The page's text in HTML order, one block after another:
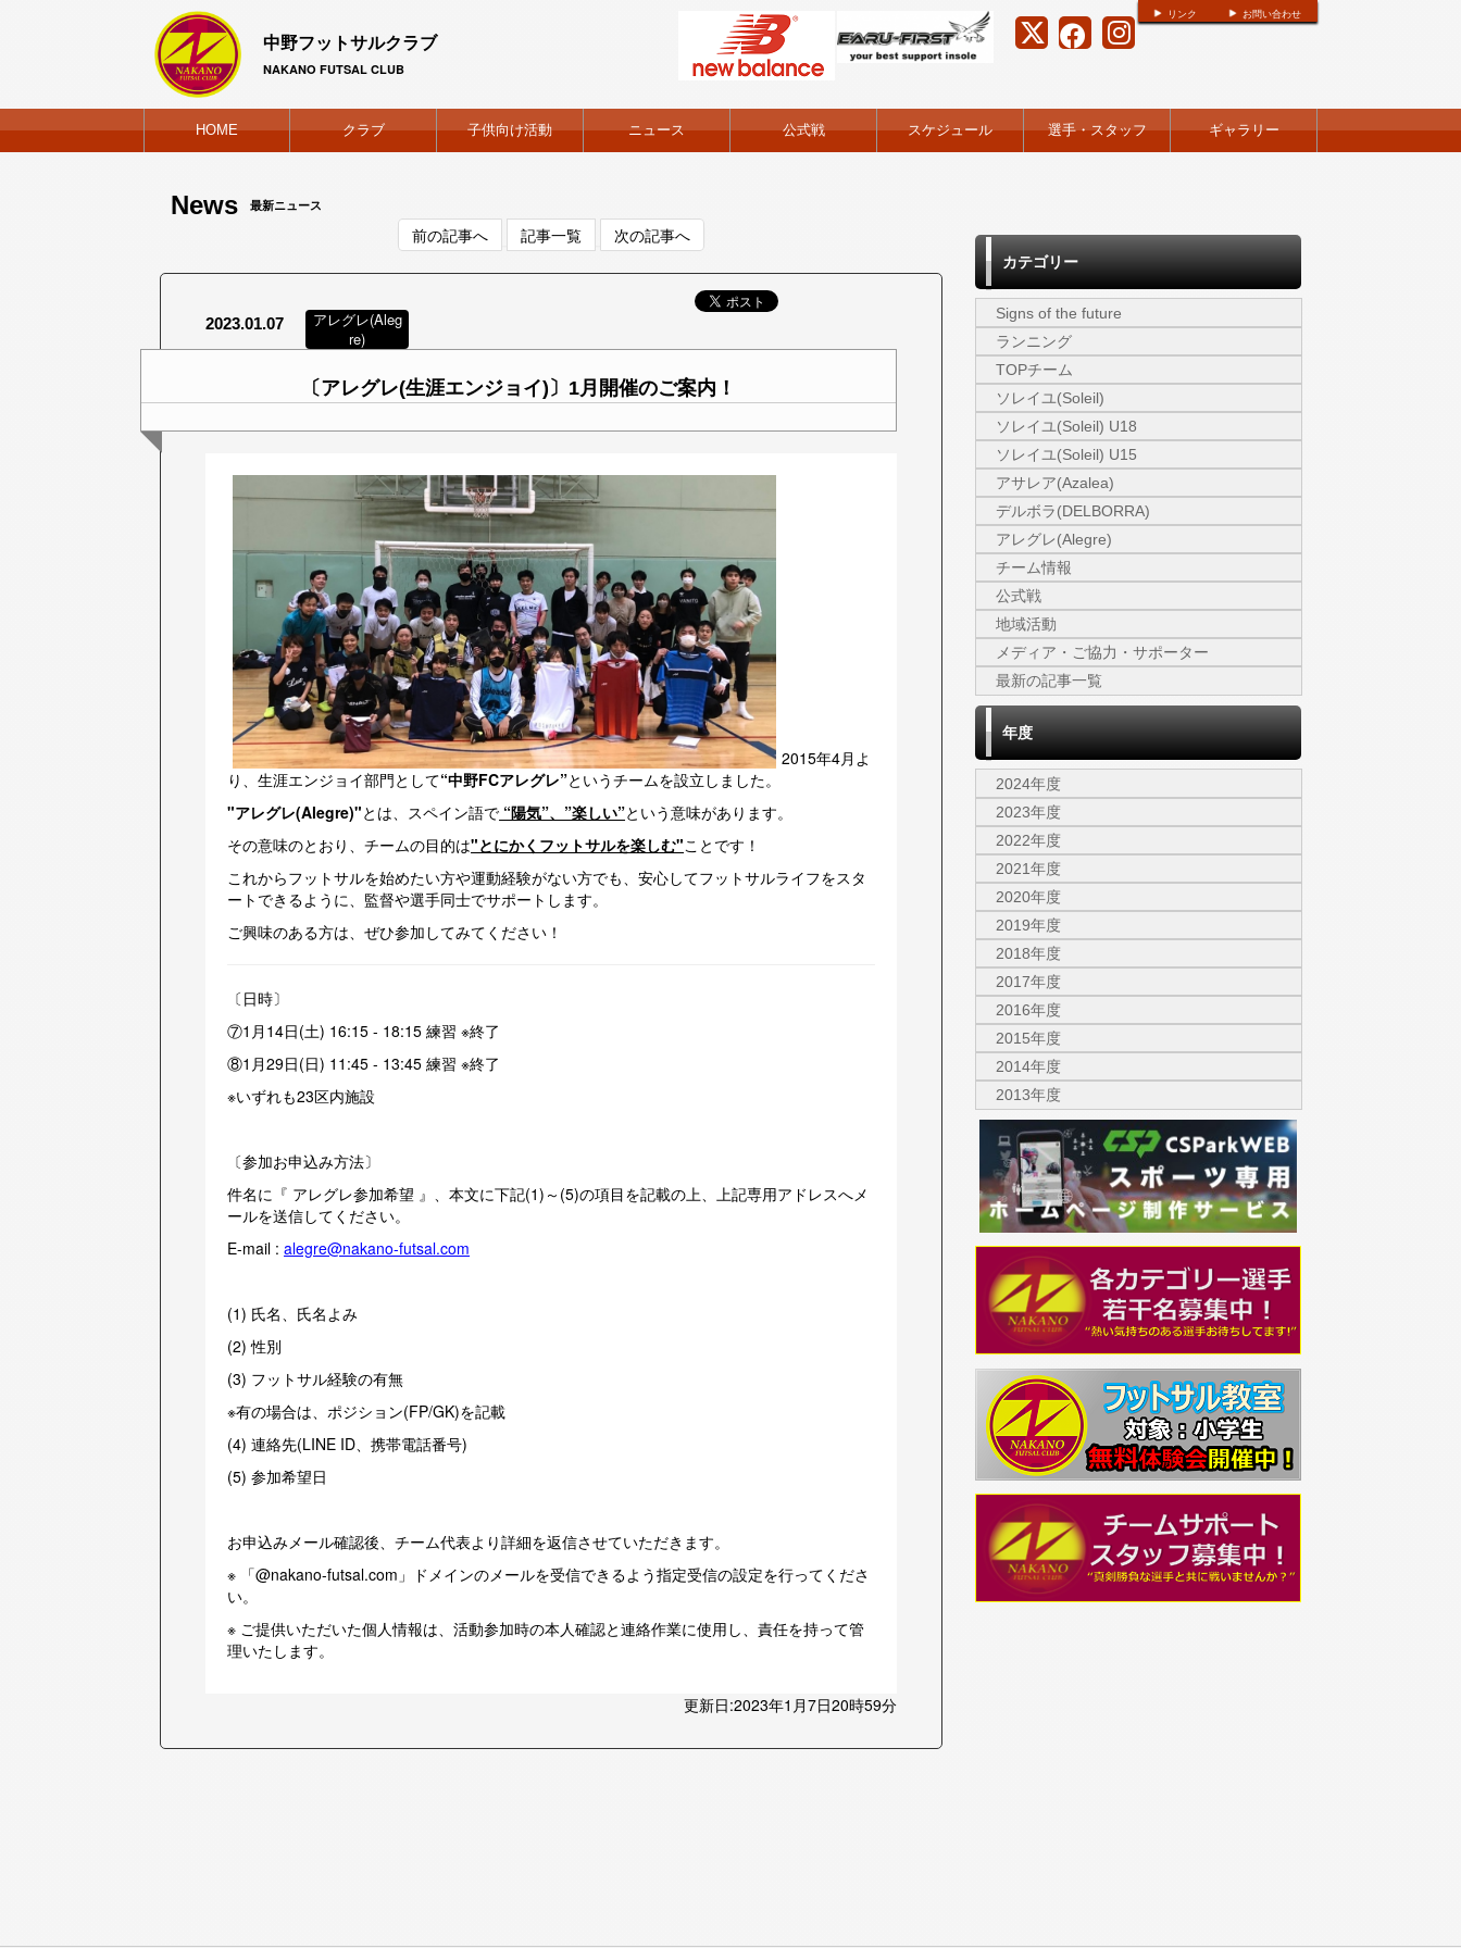
リンク お問い合わせ
中野フットサルクラブ
NAKANO FUTSAL CLUB
HOME クラブ 子供向け活動 ニュース 公式戦 スケジュール 選手・スタッフ ギャラリー
News 最新ニュース
前の記事へ 記事一覧 次の記事へ
2023.01.07
アレグレ(Aleg
re)
〔アレグレ(生涯エンジョイ)〕1月開催のご案内！
2015年4月よ
り、生涯エンジョイ部門として“中野FCアレグレ”というチームを設立しました。
"アレグレ(Alegre)"とは、スペイン語で “陽気”、”楽しい”という意味があります。
その意味のとおり、チームの目的は"とにかくフットサルを楽しむ"ことです！
これからフットサルを始めたい方や運動経験がない方でも、安心してフットサルライフをスタ
ートできるように、監督や選手同士でサポートします。
ご興味のある方は、ぜひ参加してみてください！
〔日時〕
⑦1月14日(土) 16:15 - 18:15 練習 ※終了
⑧1月29日(日) 11:45 - 13:45 練習 ※終了
※いずれも23区内施設
〔参加お申込み方法〕
件名に『 アレグレ参加希望 』、本文に下記(1)～(5)の項目を記載の上、上記専用アドレスへメ
ールを送信してください。
E-mail :alegre@nakano-futsal.com
(1) 氏名、氏名よみ
(2) 性別
(3) フットサル経験の有無
※有の場合は、ポジション(FP/GK)を記載
(4) 連絡先(LINE ID、携帯電話番号)
(5) 参加希望日
お申込みメール確認後、チーム代表より詳細を返信させていただきます。
※ 「@nakano-futsal.com」ドメインのメールを受信できるよう指定受信の設定を行ってくださ
い。
※ ご提供いただいた個人情報は、活動参加時の本人確認と連絡作業に使用し、責任を持って管
理いたします。
更新日:2023年1月7日20時59分
カテゴリー
Signs of the future
ランニング
TOPチーム
ソレイユ(Soleil)
ソレイユ(Soleil) U18
ソレイユ(Soleil) U15
アサレア(Azalea)
デルボラ(DELBORRA)
アレグレ(Alegre)
チーム情報
公式戦
地域活動
メディア・ご協力・サポーター
最新の記事一覧
年度
2024年度
2023年度
2022年度
2021年度
2020年度
2019年度
2018年度
2017年度
2016年度
2015年度
2014年度
2013年度